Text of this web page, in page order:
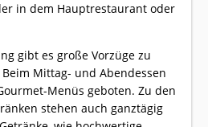
in dem Hauptrestaurant oder
gibt es große Vorzüge zu
Mittag- und Abendessen
Menüs geboten. Zu den
stehen auch ganztägig